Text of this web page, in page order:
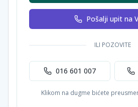
Pošalji upit na
ILI POZOVITE
016 601 007
Klikom na dugme bićete